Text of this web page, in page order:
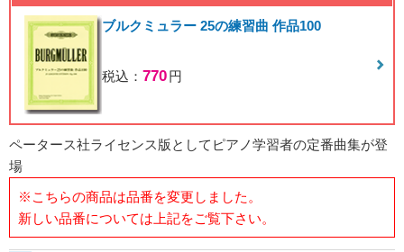
ブルクミュラー 25の練習曲 作品100
税込： 770円
ペータース社ライセンス版としてピアノ学習者の定番曲集が登
場
※こちらの商品は品番を変更しました。
新しい品番については上記をご覧下さい。